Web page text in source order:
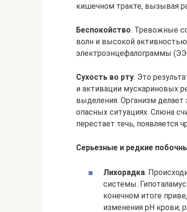
кишечном тракте, вызывая
Беспокойство. Тревожные
волн и высокой
электроэнцефалограммы
Сухость во рту. Это
и активации мускариновых
выделения. Организм
опасных ситуациях. Слюна
перестает течь, появляется
Серьезные и редкие
Лихорадка.
системы.
конечном итоге
изменения рН крови,